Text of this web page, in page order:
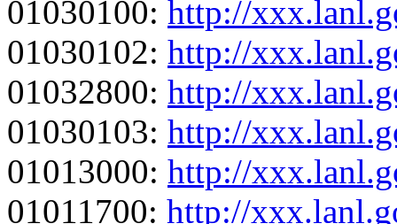
01030100: http://
01030102: http://
01032800: http://
01030103: http://
01013000: http://
01011700: http://